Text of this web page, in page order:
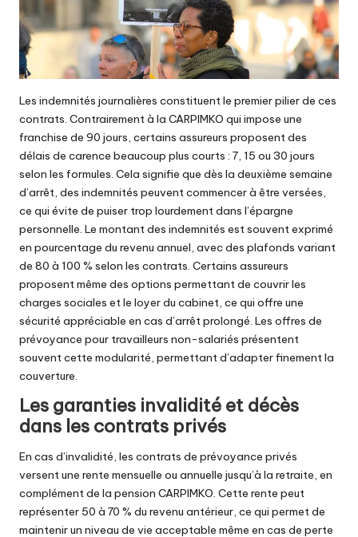
Les indemnités journalières constituent le premier pilier de ces
contrats. Contrairement à la CARPIMKO qui impose une
franchise de 90 jours, certains assureurs proposent des
délais de carence beaucoup plus courts : 7, 15 ou 30 jours
selon les formules. Cela signifie que dès la deuxième semaine
d’arrêt, des indemnités peuvent commencer à être versées,
ce qui évite de puiser trop lourdement dans l’épargne
personnelle. Le montant des indemnités est souvent exprimé
en pourcentage du revenu annuel, avec des plafonds variant
de 80 à 100 % selon les contrats. Certains assureurs
proposent même des options permettant de couvrir les
charges sociales et le loyer du cabinet, ce qui offre une
sécurité appréciable en cas d’arrêt prolongé. Les offres de
prévoyance pour travailleurs non-salariés présentent
souvent cette modularité, permettant d’adapter finement la
couverture.
Les garanties invalidité et décès
dans les contrats privés
En cas d’invalidité, les contrats de prévoyance privés
versent une rente mensuelle ou annuelle jusqu’à la retraite, en
complément de la pension CARPIMKO. Cette rente peut
représenter 50 à 70 % du revenu antérieur, ce qui permet de
maintenir un niveau de vie acceptable même en cas de perte